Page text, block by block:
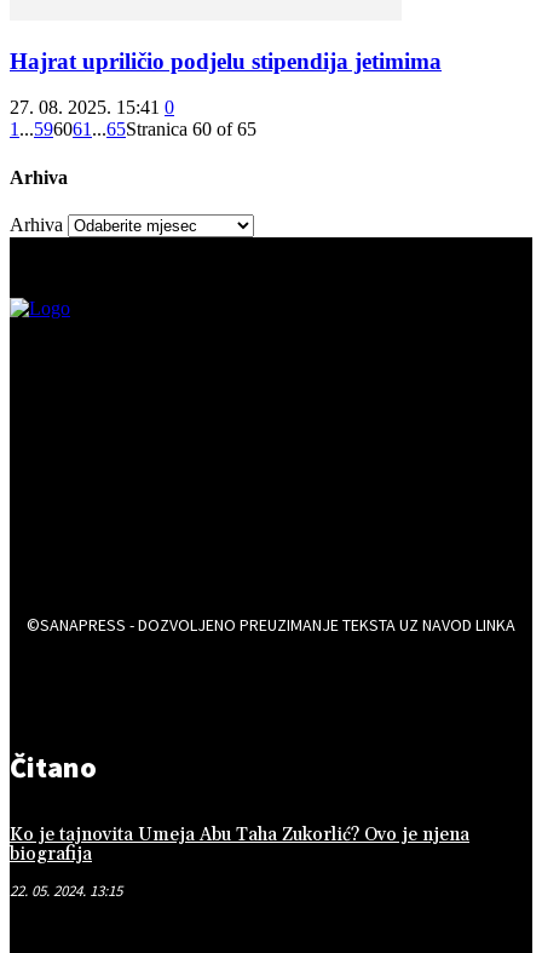
Hajrat upriličio podjelu stipendija jetimima
27. 08. 2025. 15:41 0
1 ...596061 ...65Stranica 60 of 65
Arhiva
Arhiva
©SANAPRESS - DOZVOLJENO PREUZIMANJE TEKSTA UZ NAVOD LINKA
Čitano
Ko je tajnovita Umeja Abu Taha Zukorlić? Ovo je njena
biografija
22. 05. 2024. 13:15